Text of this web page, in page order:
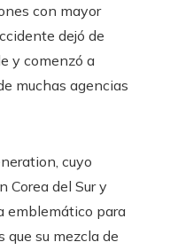
con mayor
dejó de
y comenzó a
muchas agencias
cuyo
Corea del Sur y
emblemático para
que su mezcla de